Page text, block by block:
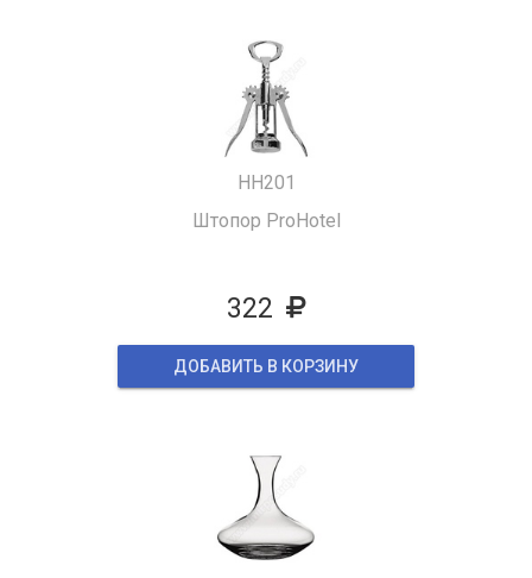
HH201
Штопор ProHotel
322
ДОБАВИТЬ В КОРЗИНУ